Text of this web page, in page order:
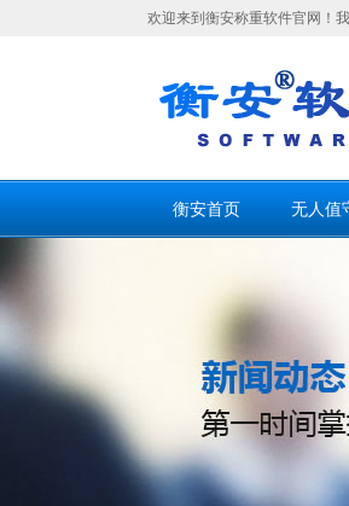
欢迎来到衡安称重软件官网！
衡安首页 无人值